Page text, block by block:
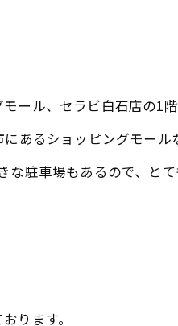
ール、セラビ白石店の1階
あるショッピングモー
駐車場もあるので、と
ります。